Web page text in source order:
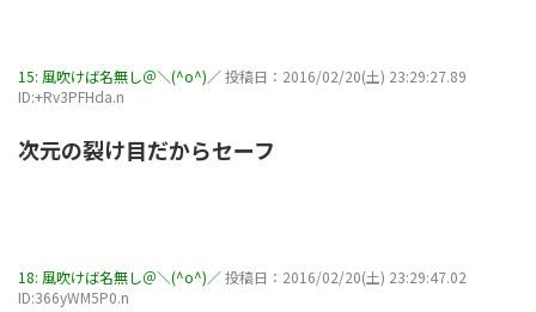
15: 風吹けば名無し＠＼(^o^)／投稿日：2016/02/20(土) 23:29:27.89
ID:+Rv3PFHda.n
次元の裂け目だからセーフ
18: 風吹けば名無し＠＼(^o^)／投稿日：2016/02/20(土) 23:29:47.02
ID:366yWM5P0.n